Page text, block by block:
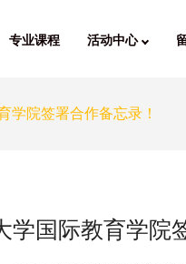
专业课程 活动中心
学院签署合作备忘录！
国际教育学院